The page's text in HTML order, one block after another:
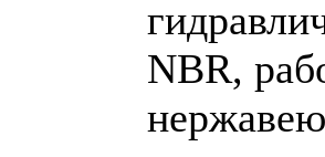
NBR,